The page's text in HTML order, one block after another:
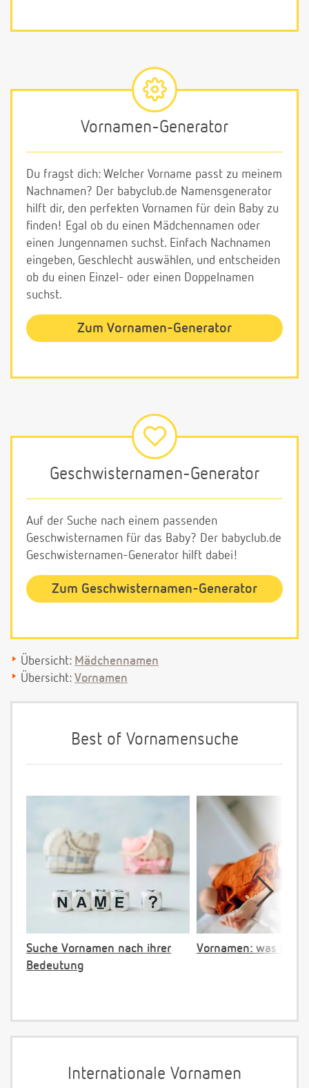
Vornamen-Generator
Du fragst dich: Welcher Vorname passt zu meinem
Nachnamen? Der babyclub.de Namensgenerator
hilft dir, den perfekten Vornamen für dein Baby zu
finden! Egal ob du einen Mädchennamen oder
einen Jungennamen suchst. Einfach Nachnamen
eingeben, Geschlecht auswählen, und entscheiden
ob du einen Einzel- oder einen Doppelnamen
suchst.
Zum Vornamen-Generator
Geschwisternamen-Generator
Auf der Suche nach einem passenden
Geschwisternamen für das Baby? Der babyclub.de
Geschwisternamen-Generator hilft dabei!
Zum Geschwisternamen-Generator
Übersicht: Mädchennamen
Übersicht: Vornamen
Best of Vornamensuche
Suche Vornamen nach ihrer
Bedeutung
Vornamen: was ist
Internationale Vornamen